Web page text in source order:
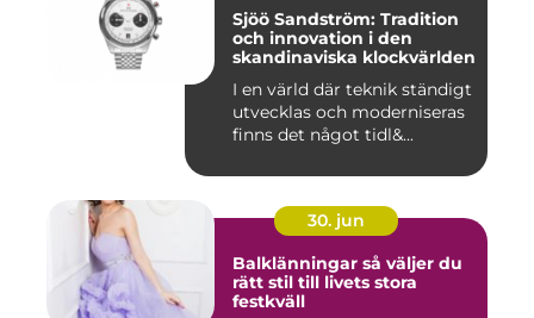
Sjöö Sandström: Tradition
och innovation i den
skandinaviska klockvärlden
I en värld där teknik ständigt
utvecklas och moderniseras
finns det något tidl&...
30. jun
Balklänningar så väljer du
rätt stil till livets stora
festkväll